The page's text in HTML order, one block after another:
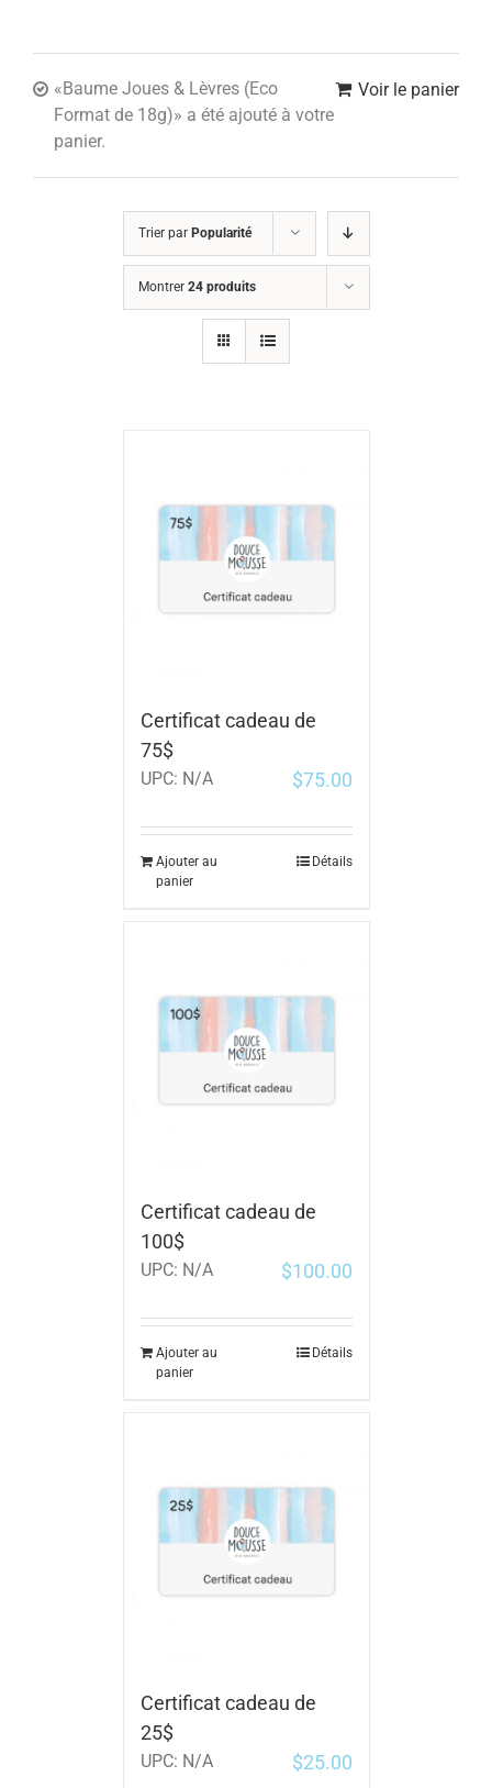
Voir le panier
«Baume Joues & Lèvres (Eco
Format de 18g)» a été ajouté à votre
panier.
Trier par Popularité
Montrer 24 produits
Certificat cadeau de
75$
UPC: N/A $75.00
Ajouter au
panier
Détails
Certificat cadeau de
100$
UPC: N/A $100.00
Ajouter au
panier
Détails
Certificat cadeau de
25$
UPC: N/A $25.00